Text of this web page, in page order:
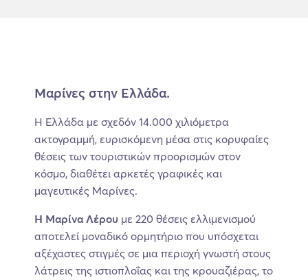
Μαρίνες στην Ελλάδα.
Η Ελλάδα με σχεδόν 14.000 χιλιόμετρα
ακτογραμμή, ευρισκόμενη μέσα στις κορυφαίες
θέσεις των τουριστικών προορισμών στον
κόσμο, διαθέτει αρκετές γραφικές και
μαγευτικές Μαρίνες.
Η Μαρίνα Λέρου με 220 θέσεις ελλιμενισμού
αποτελεί μοναδικό ορμητήριο που υπόσχεται
αξέχαστες στιγμές σε μια περιοχή γνωστή στους
λάτρεις της ιστιοπλοΐας και της κρουαζιέρας, το